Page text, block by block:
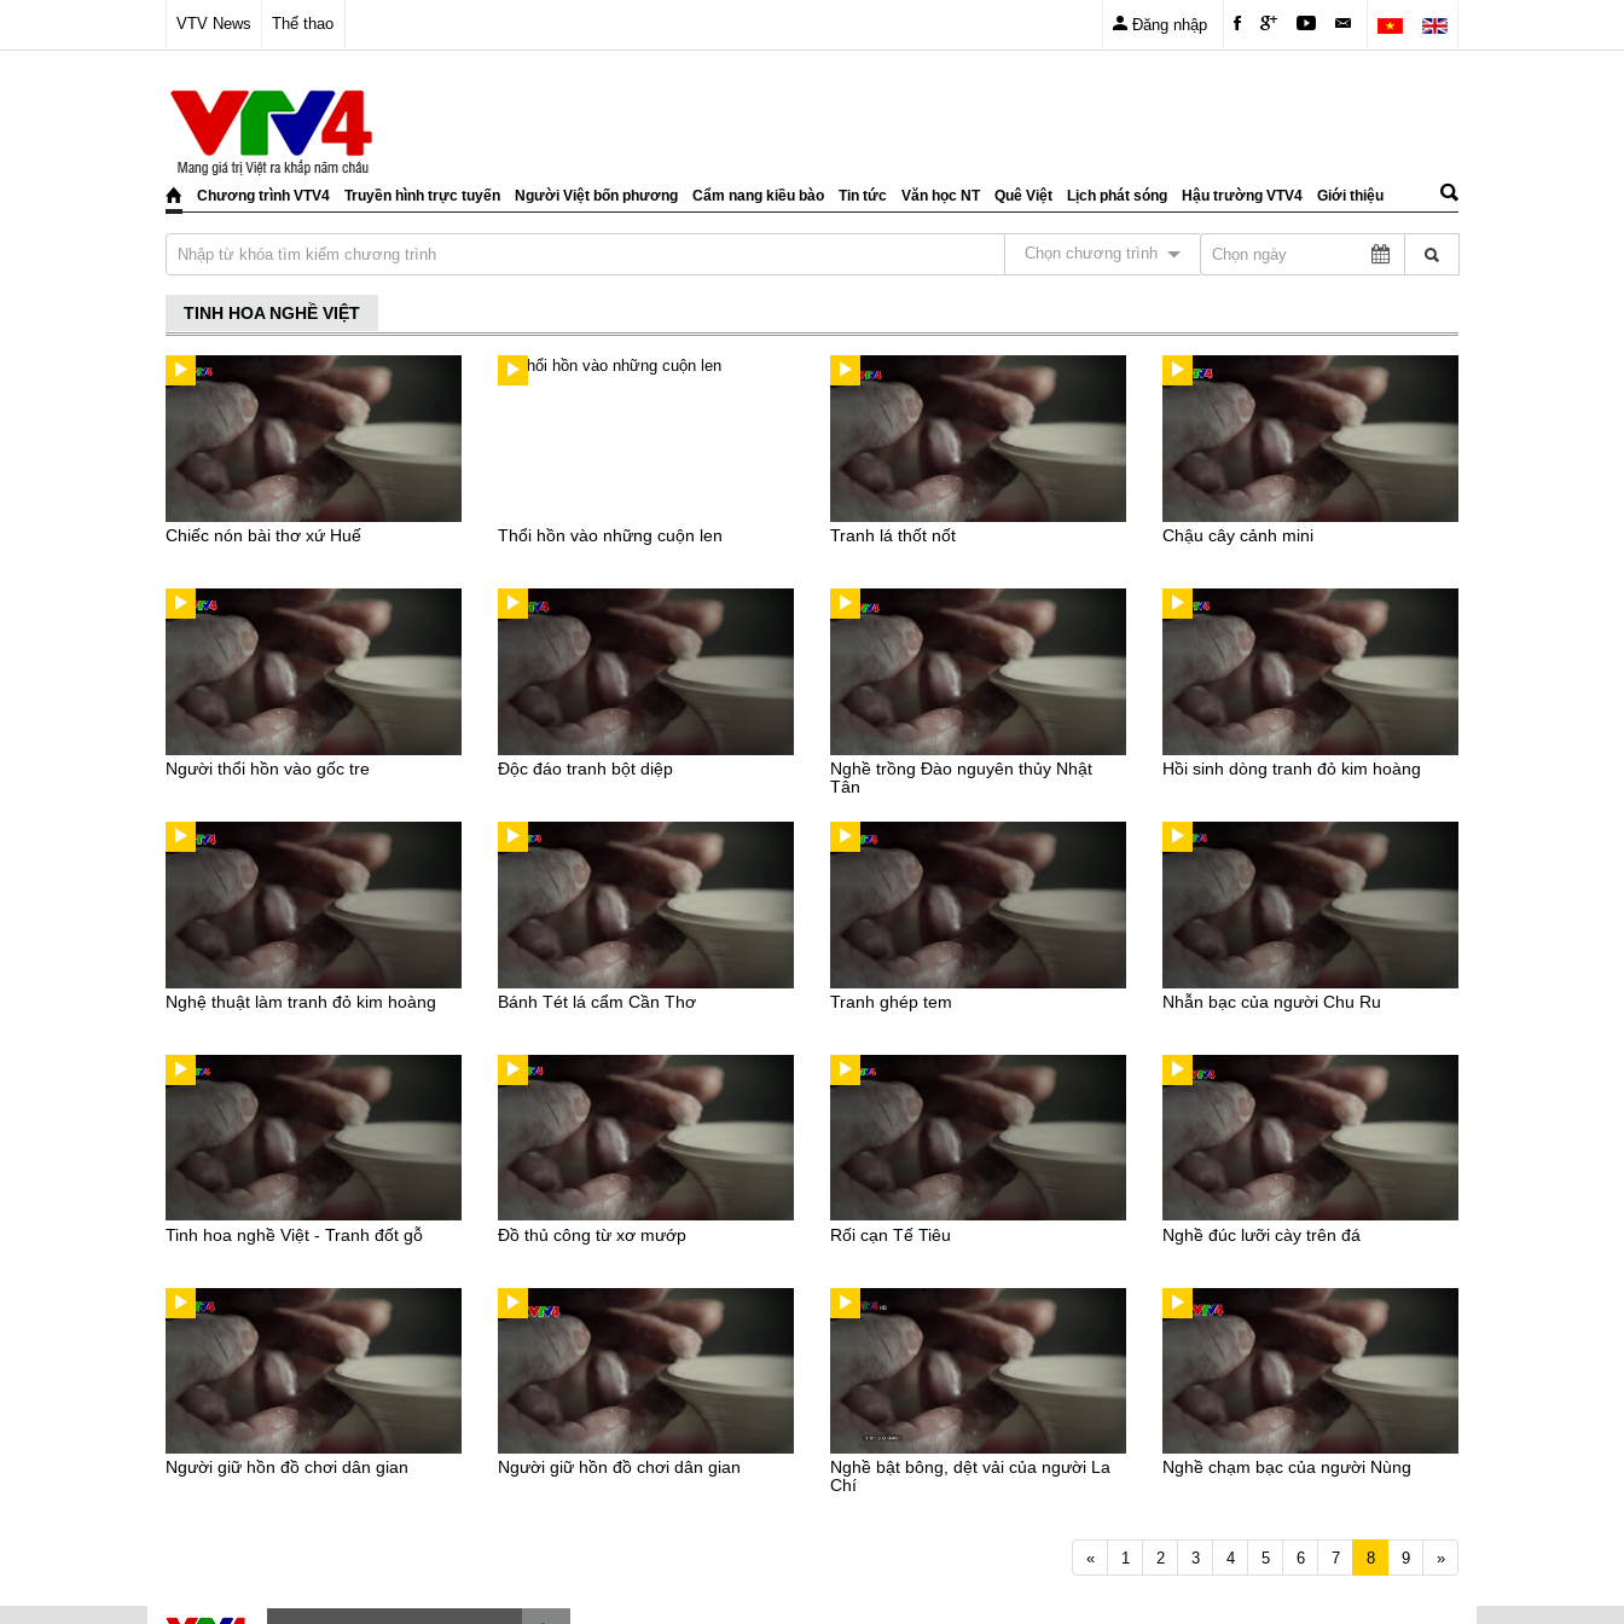
VTV News Thể thao Đăng nhập
Chương trình VTV4 Truyền hình trực tuyến Người Việt bốn phương Cẩm nang kiều bào Tin tức Văn học NT Quê Việt Lịch phát sóng Hậu trường VTV4 Giới thiệu
Chọn chương trình
TINH HOA NGHỀ VIỆT
Chiếc nón bài thơ xứ Huế Thổi hồn vào những cuộn len Tranh lá thốt nốt Chậu cây cảnh mini
Người thổi hồn vào gốc tre Độc đáo tranh bột diệp
Nghề trồng Đào nguyên thủy Nhật
Tân
Hồi sinh dòng tranh đỏ kim hoàng
Nghệ thuật làm tranh đỏ kim hoàng Bánh Tét lá cẩm Cần Thơ Tranh ghép tem Nhẫn bạc của người Chu Ru
Tinh hoa nghề Việt - Tranh đốt gỗ Đồ thủ công từ xơ mướp Rối cạn Tế Tiêu Nghề đúc lưỡi cày trên đá
Người giữ hồn đồ chơi dân gian Người giữ hồn đồ chơi dân gian
Nghề bật bông, dệt vải của người La
Chí
Nghề chạm bạc của người Nùng
«Previous
1 2 3 4 5 6 7 8 9 »Next